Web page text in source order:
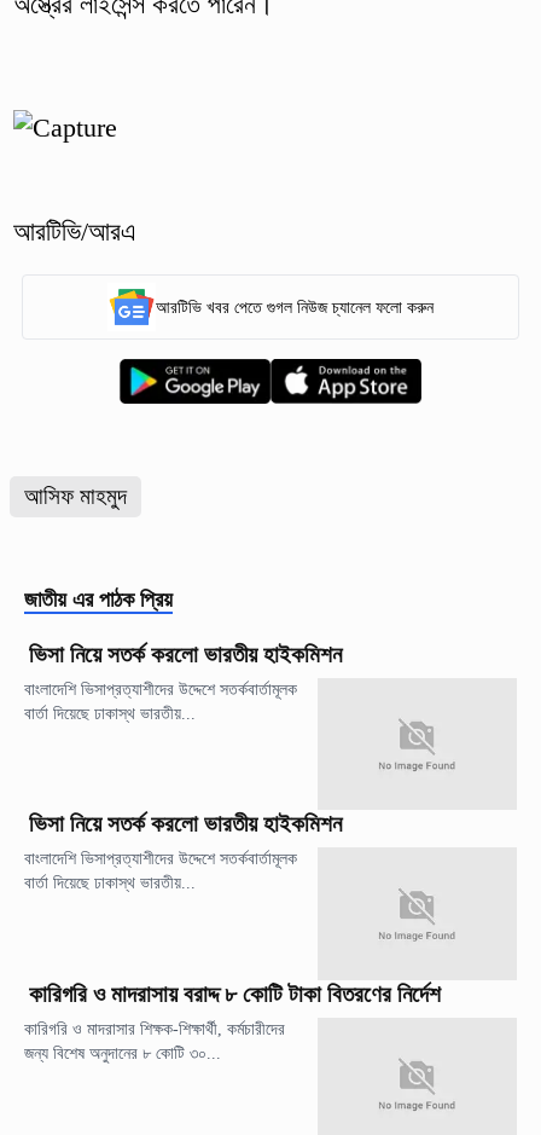
আরটিভি/আরএ
আরটিভি খবর পেতে গুগল নিউজ চ্যানেল ফলো করুন
আসিফ মাহমুদ
জাতীয় এর পাঠক প্রিয়
ভিসা নিয়ে সতর্ক করলো ভারতীয় হাইকমিশন
বাংলাদেশি ভিসাপ্রত্যাশীদের উদ্দেশে সতর্কবার্তামূলক
বার্তা দিয়েছে ঢাকাস্থ ভারতীয়...
ভিসা নিয়ে সতর্ক করলো ভারতীয় হাইকমিশন
বাংলাদেশি ভিসাপ্রত্যাশীদের উদ্দেশে সতর্কবার্তামূলক
বার্তা দিয়েছে ঢাকাস্থ ভারতীয়...
কারিগরি ও মাদরাসায় বরাদ্দ ৮ কোটি টাকা বিতরণের নির্দেশ
কারিগরি ও মাদরাসার শিক্ষক-শিক্ষার্থী, কর্মচারীদের
জন্য বিশেষ অনুদানের ৮ কোটি ৩০...